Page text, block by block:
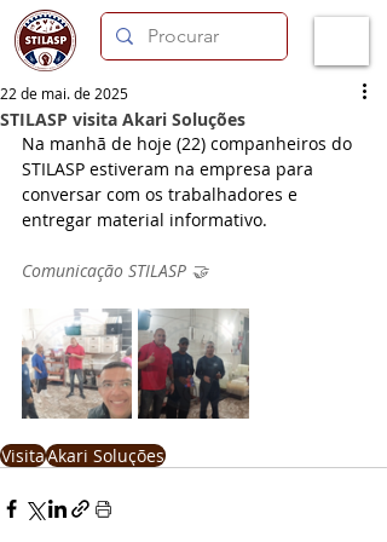
STILASP visita Akari Soluções
22 de mai. de 2025
Na manhã de hoje (22) companheiros do
STILASP estiveram na empresa para
conversar com os trabalhadores e
entregar material informativo.
Comunicação STILASP 🤝
VisitaAkari Soluções